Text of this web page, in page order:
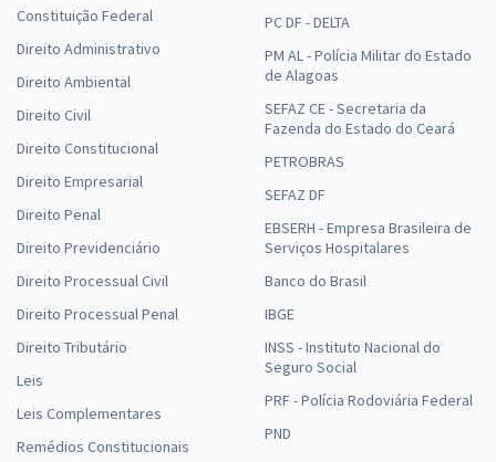
Constituição Federal
Direito Administrativo
Direito Ambiental
Direito Civil
Direito Constitucional
Direito Empresarial
Direito Penal
Direito Previdenciário
Direito Processual Civil
Direito Processual Penal
Direito Tributário
Leis
Leis Complementares
Remédios Constitucionais
PC DF - DELTA
PM AL - Polícia Militar do Estado
de Alagoas
SEFAZ CE - Secretaria da
Fazenda do Estado do Ceará
PETROBRAS
SEFAZ DF
EBSERH - Empresa Brasileira de
Serviços Hospitalares
Banco do Brasil
IBGE
INSS - Instituto Nacional do
Seguro Social
PRF - Polícia Rodoviária Federal
PND